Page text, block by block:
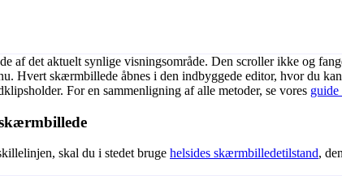
af det aktuelt synlige visningsområde. Den scroller ikke og
Hvert skærmbillede åbnes i den indbyggede editor, hvor du
For en sammenligning af alle metoder, se vores
skal du i stedet bruge helsides skærmbilledetilstand,